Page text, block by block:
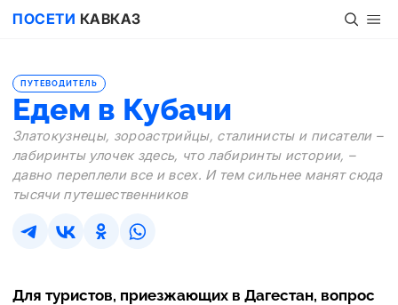
ПОСЕТИ КАВКАЗ
Едем в Кубачи
ПУТЕВОДИТЕЛЬ
Златокузнецы, зороастрийцы, сталинисты и писатели –
лабиринты улочек здесь, что лабиринты истории, –
давно переплели все и всех. И тем сильнее манят сюда
тысячи путешественников
Для туристов, приезжающих в Дагестан, вопрос